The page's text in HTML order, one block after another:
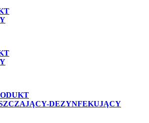
DEZYNFEKUJĄCY